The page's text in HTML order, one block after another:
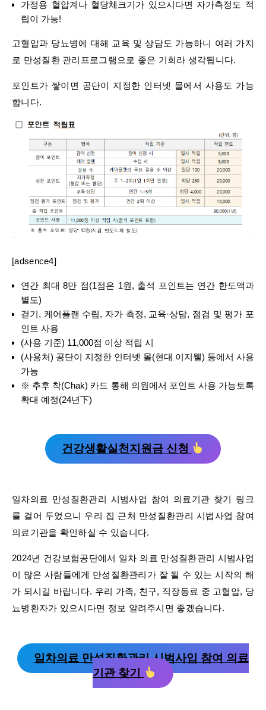
가정용 혈압계나 혈당체크기가 있으시다면 자가측정도 적
립이 가능!
고혈압과 당뇨병에 대해 교육 및 상담도 가능하니 여러 가지
로 만성질환 관리프로그램으로 좋은 기회라 생각됩니다.
포인트가 쌓이면 공단이 지정한 인터넷 몰에서 사용도 가능
합니다.
[adsence4]
연간 최대 8만 점(1점은 1원, 출석 포인트는 연간 한도액과
별도)
걷기, 케어플랜 수립, 자가 측정, 교육·상담, 점검 및 평가 포
인트 사용
(사용 기준) 11,000점 이상 적립 시
(사용처) 공단이 지정한 인터넷 몰(현대 이지웰) 등에서 사용
가능
※ 추후 착(Chak) 카드 통해 의원에서 포인트 사용 가능토록
확대 예정(24년下)
건강생활실천지원금 신청
일차의료 만성질환관리 시범사업 참여 의료기관 찾기 링크
를 걸어 두었으니 우리 집 근처 만성질환관리 시법사업 참여
의료기관을 확인하실 수 있습니다.
2024년 건강보험공단에서 일차 의료 만성질환관리 시범사업
이 많은 사람들에게 만성질환관리가 잘 될 수 있는 시작의 해
가 되시길 바랍니다. 우리 가족, 친구, 직장동료 중 고혈압, 당
뇨병환자가 있으시다면 정보 알려주시면 좋겠습니다.
일차의료 만성질환관리 시범사입 참여 의료
기관 찾기